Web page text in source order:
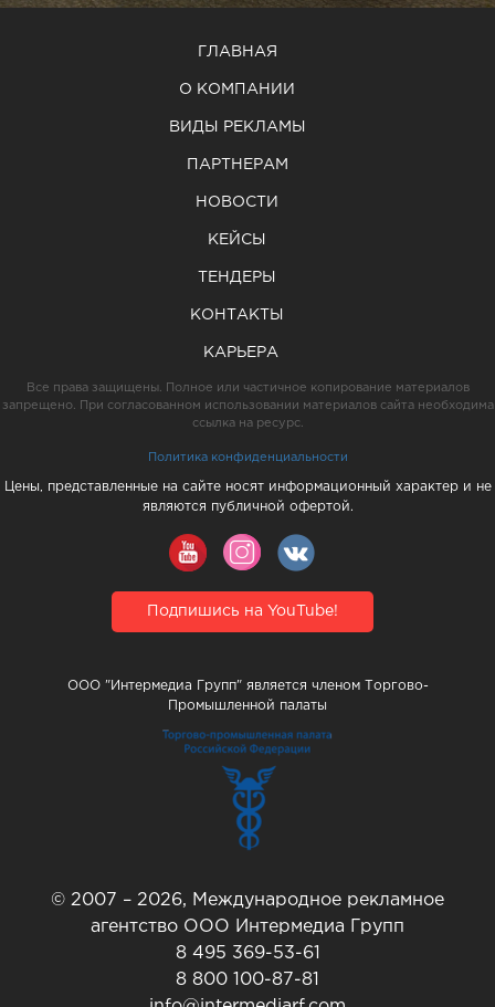
ГЛАВНАЯ
О КОМПАНИИ
ВИДЫ РЕКЛАМЫ
ПАРТНЕРАМ
НОВОСТИ
КЕЙСЫ
ТЕНДЕРЫ
КОНТАКТЫ
КАРЬЕРА
Все права защищены. Полное или частичное копирование материалов
запрещено. При согласованном использовании материалов сайта необходима
ссылка на ресурс.
Политика конфиденциальности
Цены, представленные на сайте носят информационный характер и не
являются публичной офертой.
Подпишись на YouTube!
ООО "Интермедиа Групп" является членом Торгово-
Промышленной палаты
© 2007 – 2026, Международное рекламное
агентство ООО Интермедиа Групп
8 495 369-53-61
8 800 100-87-81